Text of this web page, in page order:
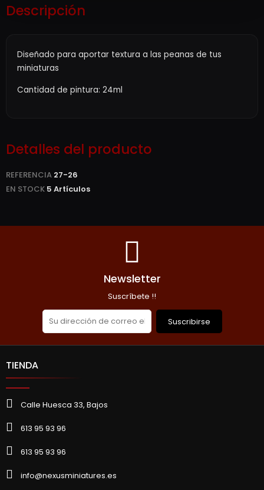
Descripción
Diseñado para aportar textura a las peanas de tus
miniaturas
Cantidad de pintura: 24ml
Detalles del producto
REFERENCIA 27-26
EN STOCK 5 Artículos
Newsletter
Suscríbete !!
Suscribirse
TIENDA
Calle Huesca 33, Bajos
613 95 93 96
613 95 93 96
info@nexusminiatures.es